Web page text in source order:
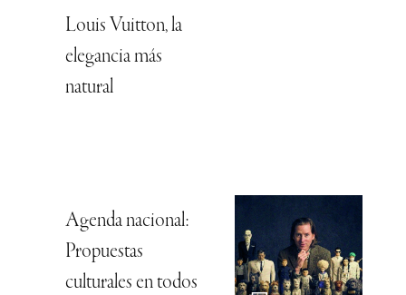
Louis Vuitton, la
elegancia más
natural
Agenda nacional:
Propuestas
culturales en todos